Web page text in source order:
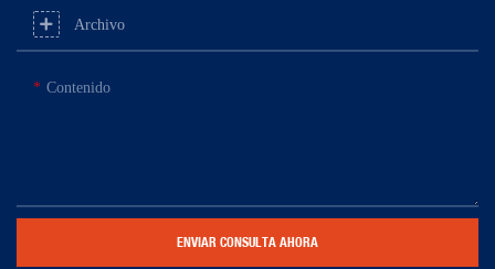
Archivo
Contenido
ENVIAR CONSULTA AHORA